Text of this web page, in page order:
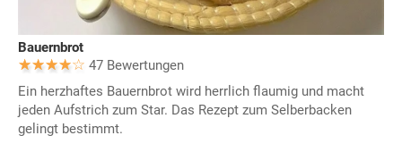
Bauernbrot
47 Bewertungen
Ein herzhaftes Bauernbrot wird herrlich flaumig und macht
jeden Aufstrich zum Star. Das Rezept zum Selberbacken
gelingt bestimmt.